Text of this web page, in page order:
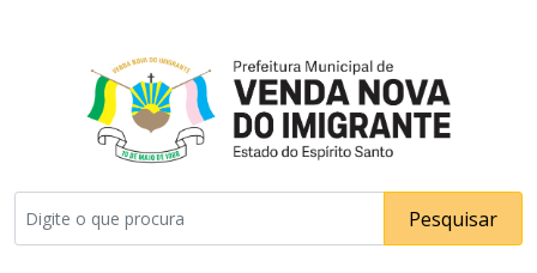
Pesquisar